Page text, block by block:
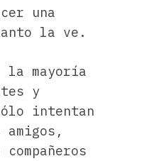
una
la ve.
la mayoría
y
intentan
amigos,